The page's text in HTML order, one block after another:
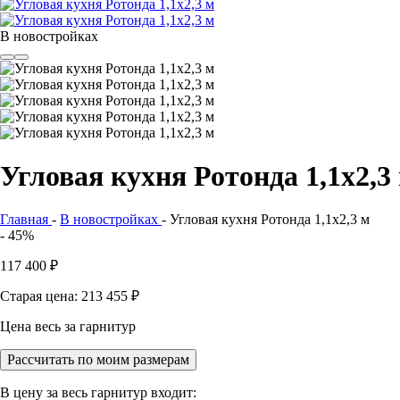
В новостройках
Угловая кухня Ротонда
Главная - В новостройках - Угловая кухня Ротонда 1,1х2,3 м
- 45%
117 400 ₽
Старая цена: 213 455 ₽
Цена весь за гарнитур
Рассчитать по моим размерам
В цену за весь гарнитур входит: